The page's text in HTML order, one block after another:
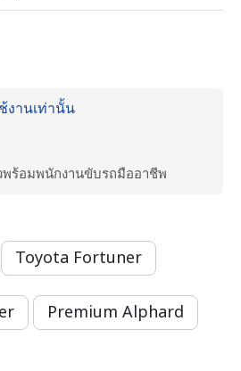
งานเท่านั้น
พร้อมพนักงานขับรถมืออาชีพ
Toyota Fortuner
Premium Alphard